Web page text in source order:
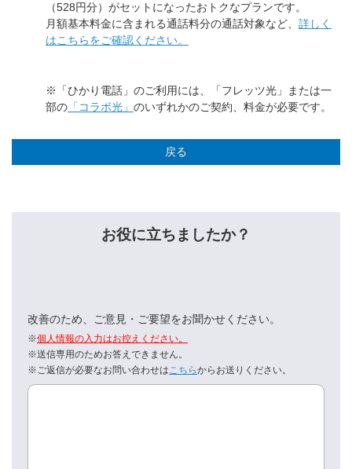
（528円分）がセットになったおトクなプランです。
月額基本料金に含まれる通話料分の通話対象など、 詳しく
はこちらをご確認ください。
※「ひかり電話」のご利用には、「フレッツ光」または一
部の 「コラボ光」 のいずれかのご契約、料金が必要です。
戻る
お役に立ちましたか？
改善のため、ご意見・ご要望をお聞かせください。
※個人情報の入力はお控えください。
※送信専用のためお答えできません。
※ご返信が必要なお問い合わせは こちらからお送りください。